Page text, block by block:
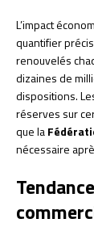
L’impact
quantifier
renouvelés
dizaines de
dispositions.
réserves sur
que la
nécessaire